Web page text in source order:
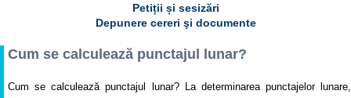
Petiții și sesizări
Depunere cereri şi documente
Cum se calculează punctajul lunar?
Cum se calculează punctajul lunar? La determinarea punctajelor lunare,